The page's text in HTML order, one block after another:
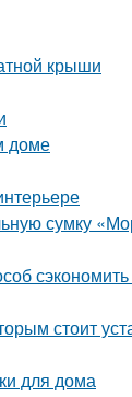
крыши
доме
сумку
стоит
для дома